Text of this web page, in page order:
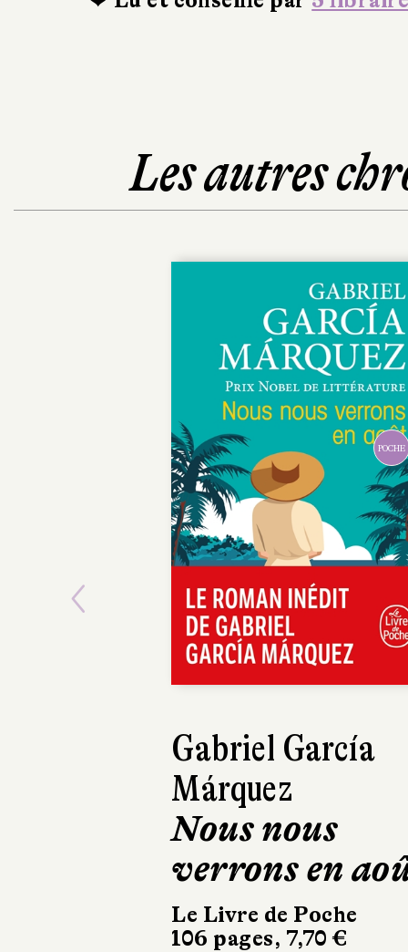
Les autres
POCHE
Gabriel García
Márquez
Nous nous
verrons en
Le Livre de Poche
106 pages, 7,70 €
Elsa
étoile
Armand Colin
Previous